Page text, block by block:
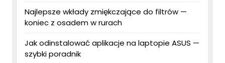
Najlepsze wkłady zmiękczające do filtrów —
koniec z osadem w rurach
Jak odinstalować aplikacje na laptopie ASUS —
szybki poradnik